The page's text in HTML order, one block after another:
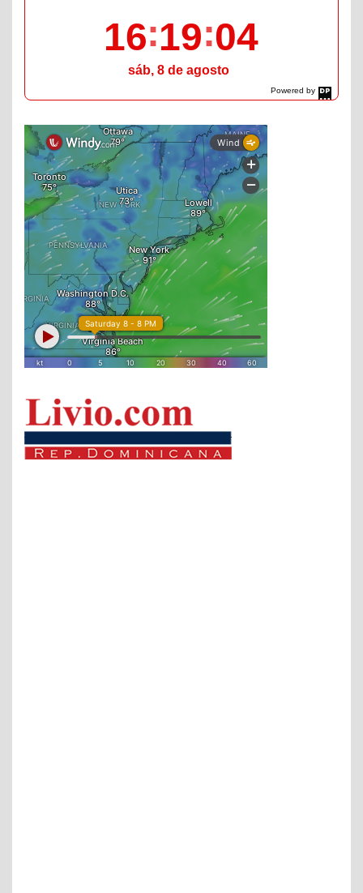
Powered by
DaysPedia.com
16 19 05
sáb, 8 de agosto